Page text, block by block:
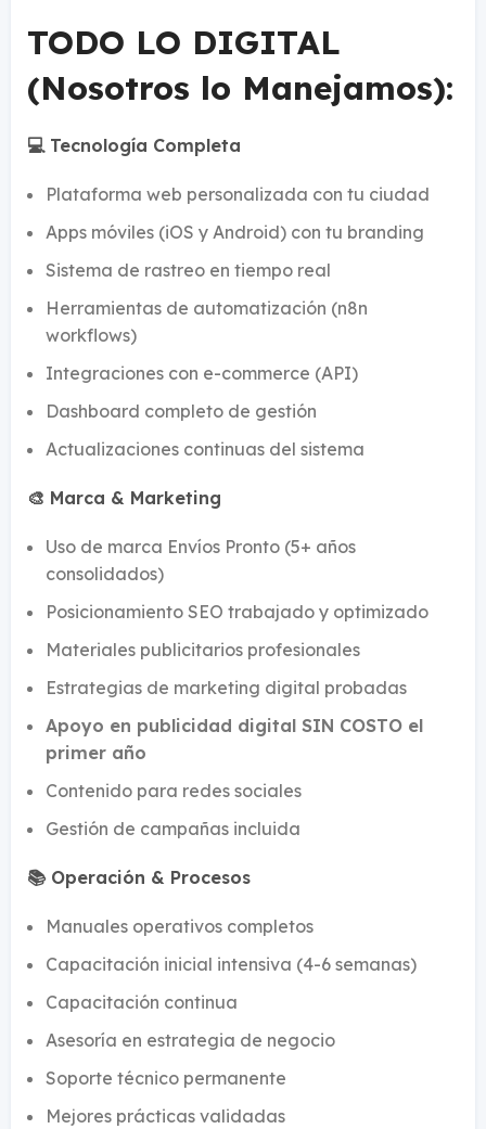
TODO LO DIGITAL
(Nosotros lo Manejamos):
💻 Tecnología Completa
Plataforma web personalizada con tu ciudad
Apps móviles (iOS y Android) con tu branding
Sistema de rastreo en tiempo real
Herramientas de automatización (n8n
workflows)
Integraciones con e-commerce (API)
Dashboard completo de gestión
Actualizaciones continuas del sistema
🎨 Marca & Marketing
Uso de marca Envíos Pronto (5+ años
consolidados)
Posicionamiento SEO trabajado y optimizado
Materiales publicitarios profesionales
Estrategias de marketing digital probadas
Apoyo en publicidad digital SIN COSTO el
primer año
Contenido para redes sociales
Gestión de campañas incluida
📚 Operación & Procesos
Manuales operativos completos
Capacitación inicial intensiva (4-6 semanas)
Capacitación continua
Asesoría en estrategia de negocio
Soporte técnico permanente
Mejores prácticas validadas